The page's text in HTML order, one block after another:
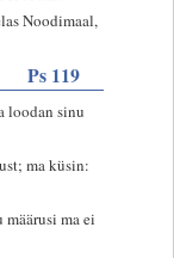
Noodimaal,
Ps 119
loodan sinu
ma küsin:
määrusi ma ei